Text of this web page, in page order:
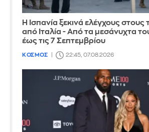
Η Ισπανία ξεκινά ελέγχους στους
από Ιταλία - Από τα μεσάνυχτα
έως τις 7 Σεπτεμβρίου
ΚΟΣΜΟΣ 22:45, 07.08.2026